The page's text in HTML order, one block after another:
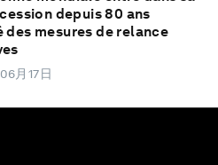
depuis 80 ans
des mesures de relance
月17日